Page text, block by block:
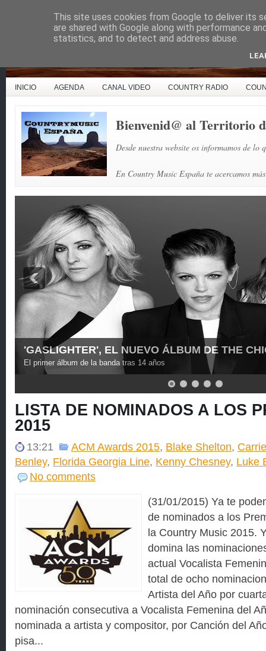
Country Music España
INICIO AGENDA CANAL VIDEO COUNTRY RADIO
Bienvenid@ al Territorio
Desde nuestra website os informamos de
En Country Music España te acercamos
CARLY PEARCE CELEBRA EL Nº1 DE "I HOPE
NOW"
La segunda canción de la cantante que llega al primer puesto de las
LISTA DE NOMINADOS A LOS
2015
13:21 ACM Awards 2015, Blake Shelton,
Benley, Florida Georgia Line, Kenny Chesney, Luke
No comments
(31/01/2015) Ya te
de nominados a los
la Country Music 2015.
domina las
actual Vocalista
total de ocho
Artista del Año por
nominación consecutiva a Vocalista Femenina del
nominada a artista y compositor, por Canción del
pisa...
This site uses cookies from Google to deliver its
are shared with Google along with performance
statistics, and to detect and address abuse.